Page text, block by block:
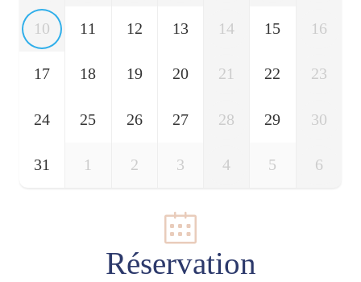
10 11 12 13 14 15 16
17 18 19 20 21 22 23
24 25 26 27 28 29 30
31 1 2 3 4 5 6
Réservation